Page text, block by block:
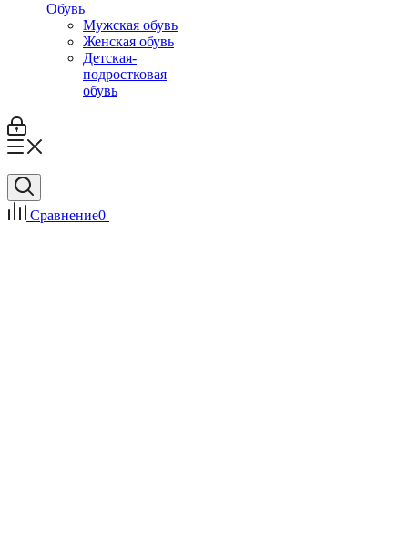
Обувь
Мужская обувь
Женская обувь
Детская-
подростковая
обувь
Сравнение0